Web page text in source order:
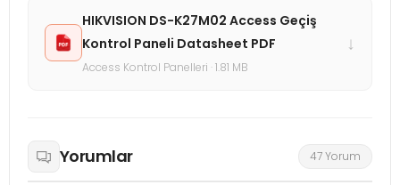
HIKVISION DS-K27M02 Access Geçiş
Kontrol Paneli Datasheet PDF
Access Kontrol Panelleri · 1.81 MB
↓
Yorumlar 47 Yorum